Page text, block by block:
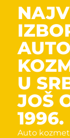
AUTO
U
JOŠ
1996.
Auto